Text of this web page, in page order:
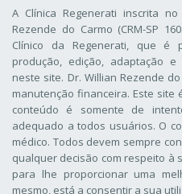
A Clínica Regenerati inscrita
Rezende do Carmo (CRM-SP
Clínico da Regenerati, que é
produção, edição, adaptação
neste site. Dr. Willian Rezende
manutenção financeira. Este
conteúdo é somente de
adequado a todos usuários. O
médico. Todos devem sempre
qualquer decisão com respeito à
para lhe proporcionar uma
mesmo, está a consentir a sua